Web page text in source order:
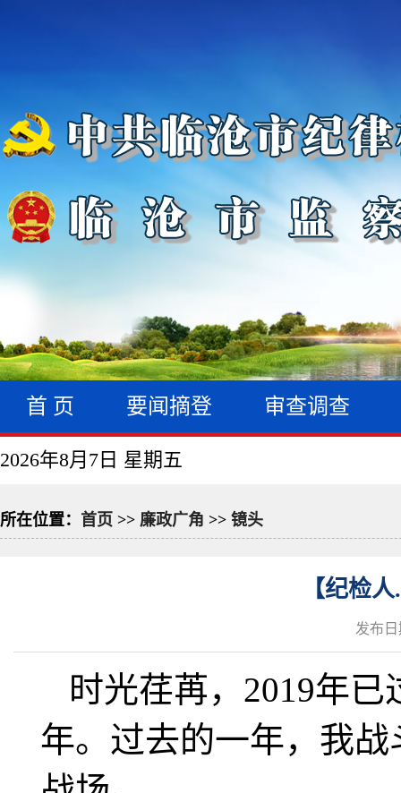
首 页 要闻摘登 审查调查
2026年8月7日 星期五
所在位置： 首页 >> 廉政广角 >> 镜头
【纪检
发布
时光荏苒， 2019年已
年。过去的一年，我